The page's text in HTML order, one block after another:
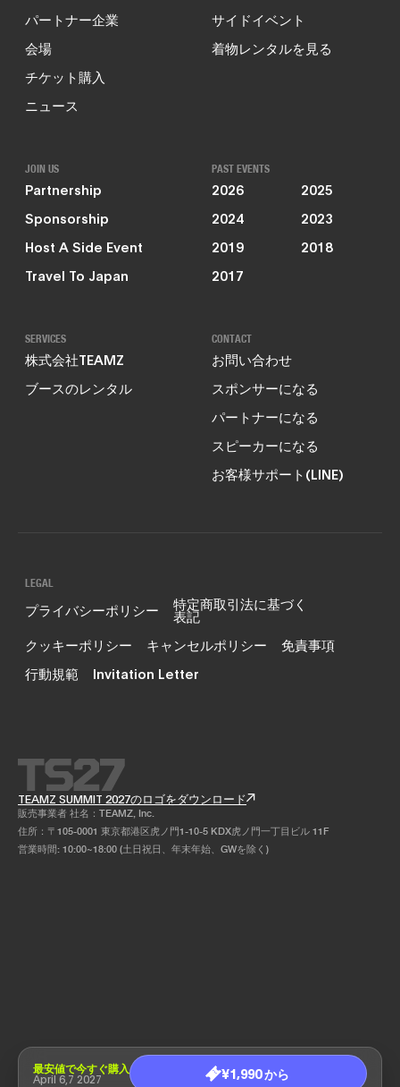
最安値で今すぐ購入
April 6,7 2027
¥1,990 から
パートナー企業
会場
チケット購入
ニュース
サイドイベント
着物レンタルを見る
JOIN US
Partnership
Sponsorship
Host A Side Event
Travel To Japan
PAST EVENTS
2026
2025
2024
2023
2019
2018
2017
SERVICES
株式会社TEAMZ
ブースのレンタル
CONTACT
お問い合わせ
スポンサーになる
パートナーになる
スピーカーになる
お客様サポート(LINE)
LEGAL
プライバシーポリシー 特定商取引法に基づく
表記
クッキーポリシー
キャンセルポリシー
免責事項
行動規範
Invitation Letter
TEAMZ SUMMIT 2027のロゴをダウンロード
販売事業者 社名：TEAMZ, Inc.
住所：〒105-0001 東京都港区虎ノ門1-10-5 KDX虎ノ門一丁目ビル 11F
営業時間: 10:00~18:00 (土日祝日、年末年始、GWを除く)